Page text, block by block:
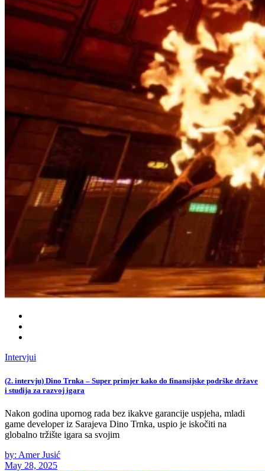
Intervjui
(2. intervju) Dino Trnka – Super primjer kako do finansijske podrške države
i studija za razvoj igara
Nakon godina upornog rada bez ikakve garancije uspjeha, mladi
game developer iz Sarajeva Dino Trnka, uspio je iskočiti na
globalno tržište igara sa svojim
by: Amer Jusić
May 28, 2025